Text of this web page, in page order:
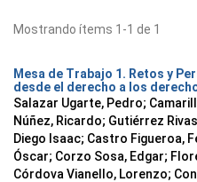
Mostrando ítems 1-1 de 1
Mesa de Trabajo 1. Retos y
desde el derecho a los
Salazar Ugarte, Pedro;
Núñez, Ricardo; Gutiérrez
Diego Isaac; Castro Figueroa,
Óscar; Corzo Sosa, Edgar;
Córdova Vianello, Lorenzo;